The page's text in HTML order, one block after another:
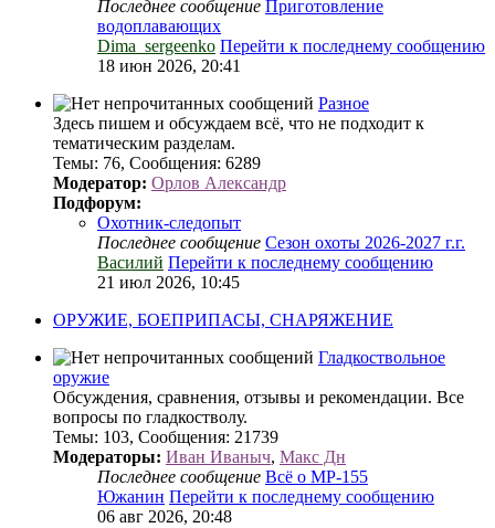
Последнее сообщение Приготовление
водоплавающих
Dima_sergeenko Перейти к последнему сообщению
18 июн 2026, 20:41
Разное
Здесь пишем и обсуждаем всё, что не подходит к
тематическим разделам.
Темы: 76, Сообщения: 6289
Модератор: Орлов Александр
Подфорум:
Охотник-следопыт
Последнее сообщение Сезон охоты 2026-2027 г.г.
Василий Перейти к последнему сообщению
21 июл 2026, 10:45
ОРУЖИЕ, БОЕПРИПАСЫ, СНАРЯЖЕНИЕ
Гладкоствольное
оружие
Обсуждения, сравнения, отзывы и рекомендации. Все
вопросы по гладкостволу.
Темы: 103, Сообщения: 21739
Модераторы: Иван Иваныч, Макс Дн
Последнее сообщение Всё о МР-155
Южанин Перейти к последнему сообщению
06 авг 2026, 20:48